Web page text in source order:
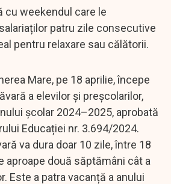
cu weekendul care le
patru zile consecutive
pentru relaxare sau călătorii.
Mare, pe 18 aprilie, începe
a elevilor și preșcolarilor,
școlar 2024–2025, aprobată
Educației nr. 3.694/2024.
va dura doar 10 zile, între 18
aproape două săptămâni cât a
Este a patra vacanță a anului